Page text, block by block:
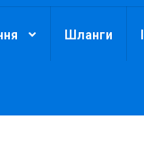
Шланги